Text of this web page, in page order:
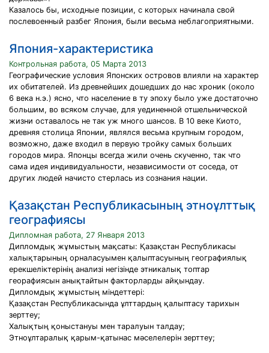
Казалось бы, исходные позиции, с которых начинала свой
послевоенный разбег Япония, были весьма неблагоприятными.
Япония-характеристика
Контрольная работа, 05 Марта 2013
Географические условия Японских островов влияли на характер
их обитателей. Из древнейших дошедших до нас хроник (около
6 века н.э.) ясно, что население в ту эпоху было уже достаточно
большим, во всяком случае, для уединенной отшельнической
жизни оставалось не так уж много шансов. В 10 веке Киото,
древняя столица Японии, являлся весьма крупным городом,
возможно, даже входил в первую тройку самых больших
городов мира. Японцы всегда жили очень скученно, так что
сама идея индивидуальности, независимости от соседа, от
других людей начисто стерлась из сознания нации.
Қазақстан Республикасының этноұлттық
географиясы
Дипломная работа, 27 Января 2013
Дипломдық жұмыстың мақсаты: Қазақстан Республикасы
халықтарының орналасуымен қалыптасуының географиялық
ерекшеліктерінің анализі негізінде этникалық топтар
георафиясын анықтайтын факторларды айқындау.
Дипломдық жұмыстың міндеттері:
Қазақстан Республикасында ұлттардың қалыптасу тарихын
зерттеу;
Халықтың қоныстануы мен таралуын талдау;
Этноұлтаралық қарым-қатынас мәселелерін зерттеу;